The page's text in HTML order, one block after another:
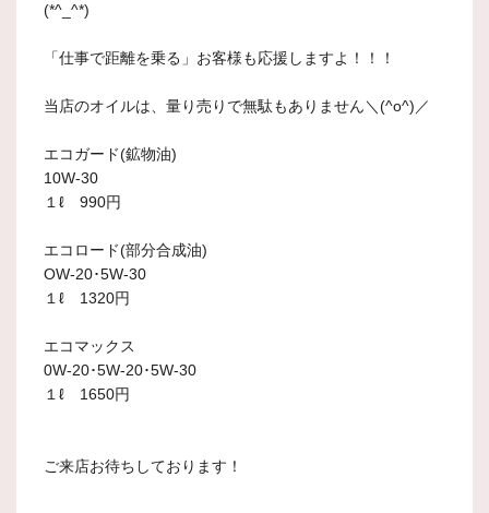
(*^_^*)
「仕事で距離を乗る」お客様も応援しますよ！！！
当店のオイルは、量り売りで無駄もありません＼(^o^)／
エコガード(鉱物油)
10W-30
１ℓ 990円
エコロード(部分合成油)
OW-20･5W-30
１ℓ 1320円
エコマックス
0W-20･5W-20･5W-30
１ℓ 1650円
ご来店お待ちしております！